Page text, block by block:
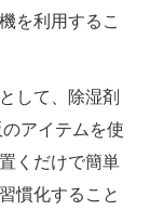
を利用するこ
して、除湿剤
アイテムを使
くだけで簡単
慣化すること